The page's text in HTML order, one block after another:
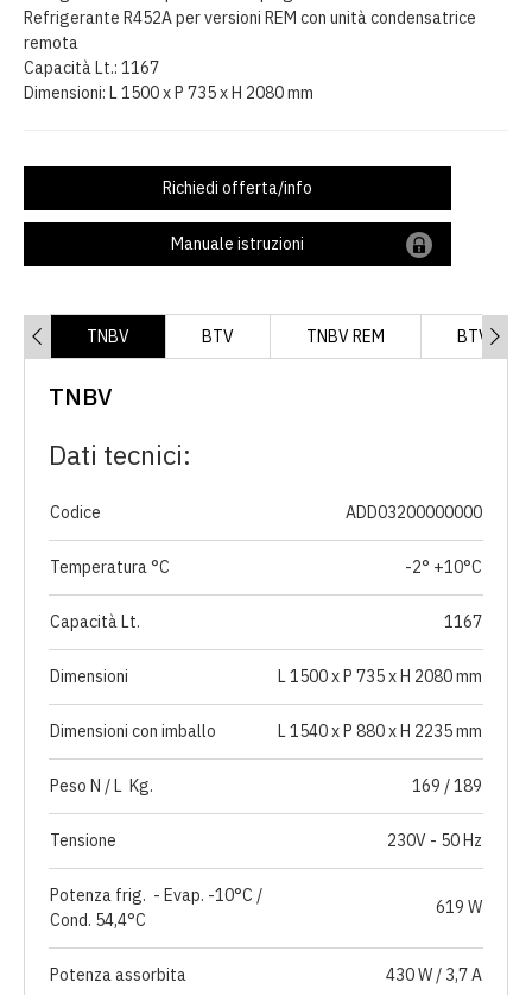
Refrigerante R452A per versioni REM con unità condensatrice
remota
Capacità Lt.: 1167
Dimensioni: L 1500 x P 735 x H 2080 mm
Richiedi offerta/info
Manuale istruzioni
TNBV BTV TNBV REM BTV REM
TNBV
Dati tecnici:
Codice ADD03200000000
Temperatura °C -2° +10°C
Capacità Lt. 1167
Dimensioni L 1500 x P 735 x H 2080 mm
Dimensioni con imballo L 1540 x P 880 x H 2235 mm
Peso N / L Kg. 169 / 189
Tensione 230V - 50 Hz
Potenza frig. - Evap. -10°C /
Cond. 54,4°C
619 W
Potenza assorbita 430 W / 3,7 A